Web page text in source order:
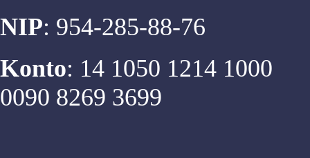
NIP: 954-285-88-76
Konto: 14 1050 1214 1000
0090 8269 3699